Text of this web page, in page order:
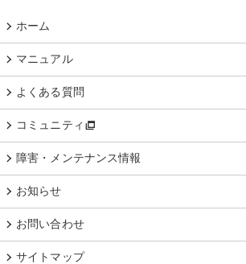
ホーム
マニュアル
よくある質問
コミュニティ
障害・メンテナンス情報
お知らせ
お問い合わせ
サイトマップ